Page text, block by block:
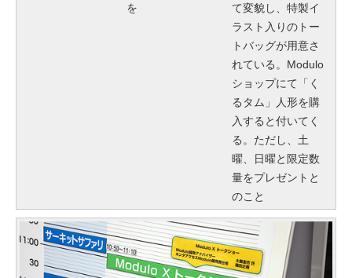
を
て変貌し、特製イ
ラスト入りのトー
トバッグが用意さ
れている。Modulo
ショップにて「く
るタム」人形を購
入すると付いてく
る。ただし、土
曜、日曜と限定数
量をプレゼントと
のこと